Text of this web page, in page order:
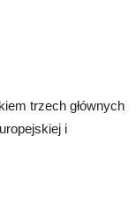
trzech głównych
i